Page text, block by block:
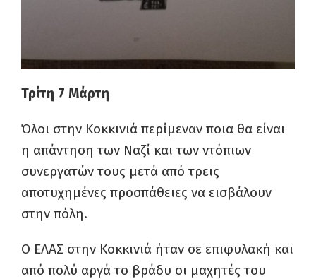
Τρίτη 7 Μάρτη
Όλοι στην Κοκκινιά περίμεναν ποια θα είναι
η απάντηση των Ναζί και των ντόπιων
συνεργατών τους μετά από τρεις
αποτυχημένες προσπάθειες να εισβάλουν
στην πόλη.
Ο ΕΛΑΣ στην Κοκκινιά ήταν σε επιφυλακή και
από πολύ αργά το βράδυ οι μαχητές του